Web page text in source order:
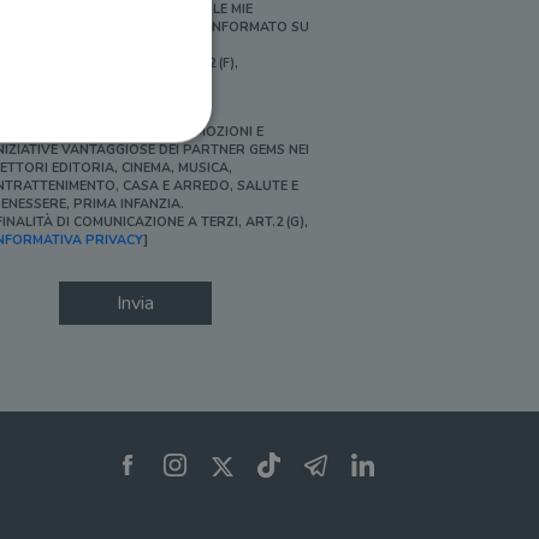
PERSONALIZZATE E IN LINEA CON LE MIE
ABITUDINI DI ACQUISTO, ESSERE INFORMATO SU
[FINALITÀ DI PROFILAZIONE, ART.2 (F),
SÌ, DESIDERO ACCEDERE A PROMOZIONI E
VANTAGGIOSE DEI PARTNER GEMS NEI
EDITORIA, CINEMA, MUSICA,
CASA E ARREDO, SALUTE E
PRIMA INFANZIA.
DI COMUNICAZIONE A TERZI, ART.2 (G),
PRIVACY]
Invia
dell'account. Il sito
per il dominio corrente.